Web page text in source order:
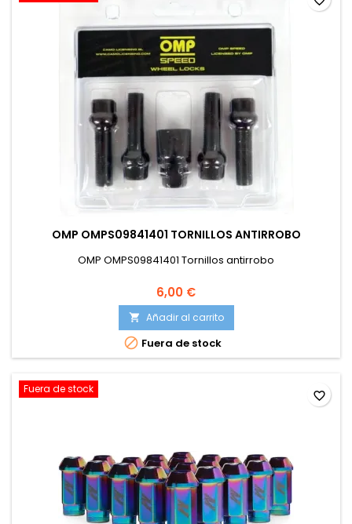
OMP OMPS09841401 TORNILLOS ANTIRROBO
OMP OMPS09841401 Tornillos antirrobo
6,00 €
 Añadir al carrito
 Fuera de stock
Fuera de stock favorite_border